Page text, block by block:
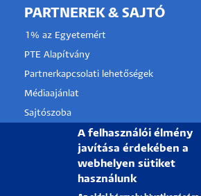
PARTNEREK & SAJTÓ
1% az Egyetemért
PTE Alapítvány
Partnerkapcsolati lehetőségek
Médiaajánlat
Sajtószoba
Pályázati projektek
PÉCSI
A felhasználói élmény
javítása érdekében a
webhelyen sütiket
használunk